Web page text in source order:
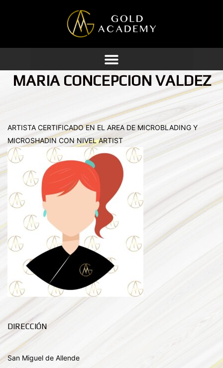
contenido
MARIA CONCEPCION VALDEZ
ARTISTA CERTIFICADO EN EL AREA DE MICROBLADING Y
MICROSHADIN CON NIVEL ARTIST
DIRECCIÓN
San Miguel de Allende